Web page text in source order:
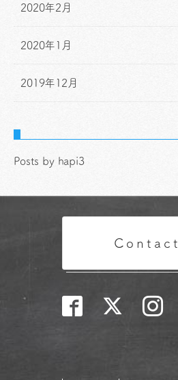
2020年2月
2020年1月
2019年12月
Posts by hapi3
Contact